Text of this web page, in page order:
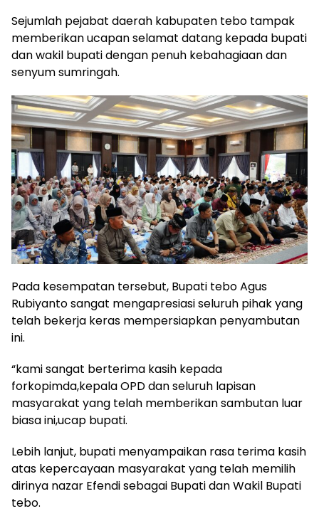
Sejumlah pejabat daerah kabupaten tebo tampak
memberikan ucapan selamat datang kepada bupati
dan wakil bupati dengan penuh kebahagiaan dan
senyum sumringah.
Pada kesempatan tersebut, Bupati tebo Agus
Rubiyanto sangat mengapresiasi seluruh pihak yang
telah bekerja keras mempersiapkan penyambutan
ini.
“kami sangat berterima kasih kepada
forkopimda,kepala OPD dan seluruh lapisan
masyarakat yang telah memberikan sambutan luar
biasa ini,ucap bupati.
Lebih lanjut, bupati menyampaikan rasa terima kasih
atas kepercayaan masyarakat yang telah memilih
dirinya nazar Efendi sebagai Bupati dan Wakil Bupati
tebo.